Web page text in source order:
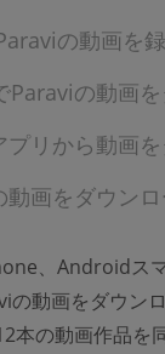
の動画を
Paraviの動画
プリから動画
動画をダウン
、Androidス
の動画をダウン
本の動画作品を